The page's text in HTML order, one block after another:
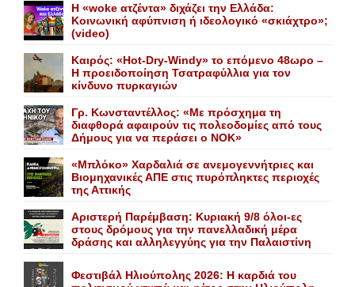
Η «woke ατζέντα» διχάζει την Ελλάδα:
Κοινωνική αφύπνιση ή ιδεολογικό «σκιάχτρο»;
(video)
Καιρός: «Hot-Dry-Windy» το επόμενο 48ωρο –
Η προειδοποίηση Τσατραφύλλια για τον
κίνδυνο πυρκαγιών
Γρ. Κωνσταντέλλος: «Με πρόσχημα τη
διαφθορά αφαιρούν τις πολεοδομίες από τους
Δήμους για να περάσει ο NOK»
«Mπλόκο» Xαρδαλιά σε ανεμογεννήτριες και
Bιομηχανικές ΑΠΕ στις πυρόπληκτες περιοχές
της Αττικής
Αριστερή Παρέμβαση: Κυριακή 9/8 όλοι-ες
στους δρόμους για την πανελλαδική μέρα
δράσης και αλληλεγγύης για την Παλαιστίνη
Φεστιβάλ Ηλιούπολης 2026: Η καρδιά του